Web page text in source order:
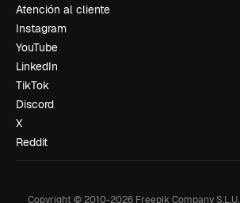
Atención al cliente
Instagram
YouTube
LinkedIn
TikTok
Discord
X
Reddit
Copyright © 2010-2026 Freepik Company S.L.U.